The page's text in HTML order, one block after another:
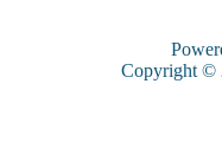
Copyright ©